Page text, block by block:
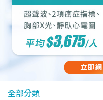
@section InlineScriptsHead {
全部分類